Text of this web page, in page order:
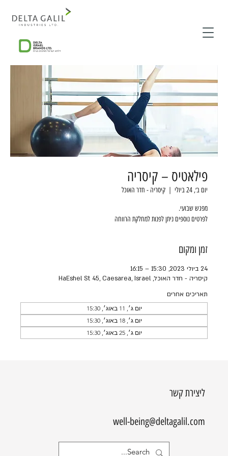
פילאטיס – קיסריה
יום ב׳, 24 ביולי
  |
קיסריה - חדר האוכל
לפרטים נוספים ניתן לפנות למחלקת הרווחה
זמן ומקום
24 ביולי 2023, 15:30 – 16:15
קיסריה - חדר האוכל, HaEshel St 45, Caesarea, Israel
תאריכים אחרים
יום ג׳, 11 באוג׳, 15:30
יום ג׳, 18 באוג׳, 15:30
יום ג׳, 25 באוג׳, 15:30
ליצירת קשר
well-being@deltagalil.com